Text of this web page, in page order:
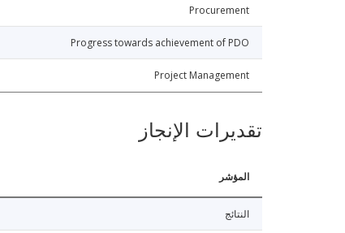
Procurement
Progress towards achievement of PDO
Project Management
تقديرات الإنجاز
المؤشر
النتائج